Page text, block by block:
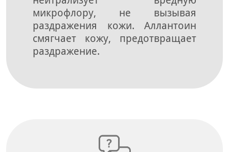
микрофлору, не вызывая
раздражения кожи. Аллантоин
смягчает кожу, предотвращает
раздражение.